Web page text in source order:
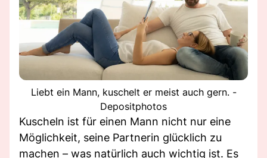
Liebt ein Mann, kuschelt er meist auch gern. -
Depositphotos
Kuscheln ist für einen Mann nicht nur eine
Möglichkeit, seine Partnerin glücklich zu
machen – was natürlich auch wichtig ist. Es